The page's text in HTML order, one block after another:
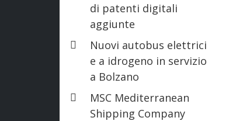
di patenti digitali
aggiunte
Nuovi autobus elettrici
e a idrogeno in servizio
a Bolzano
MSC Mediterranean
Shipping Company